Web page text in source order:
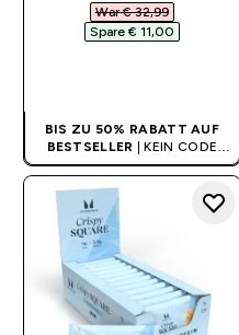
War € 32,99‎
Spare € 11,00‎
BIS ZU 50% RABATT AUF
BESTSELLER
| KEIN CODE
BENÖTIGT